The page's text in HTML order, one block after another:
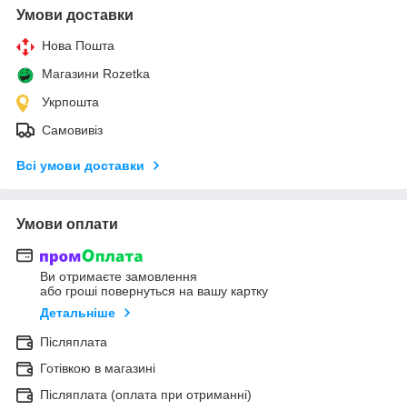
Умови доставки
Нова Пошта
Магазини Rozetka
Укрпошта
Самовивіз
Всі умови доставки
Умови оплати
Ви отримаєте замовлення
або гроші повернуться на вашу картку
Детальніше
Післяплата
Готівкою в магазині
Післяплата (оплата при отриманні)